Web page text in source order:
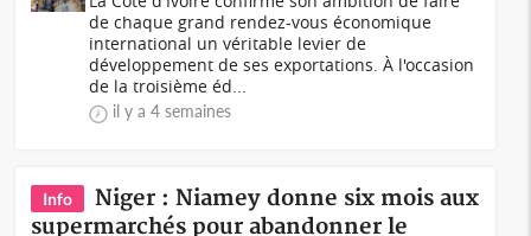
de chaque grand rendez-vous économique
international un véritable levier de
développement de ses exportations. À l'occasion
de la troisième éd...
il y a 4 semaines
Info
Niger : Niamey donne six mois aux
supermarchés pour abandonner le